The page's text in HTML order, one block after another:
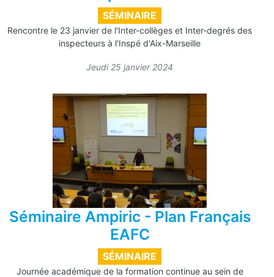
SÉMINAIRE
Rencontre le 23 janvier de l'Inter-collèges et Inter-degrés des
inspecteurs à l'Inspé d'Aix-Marseille
Jeudi 25 janvier 2024
Séminaire Ampiric - Plan Français
EAFC
SÉMINAIRE
Journée académique de la formation continue au sein de